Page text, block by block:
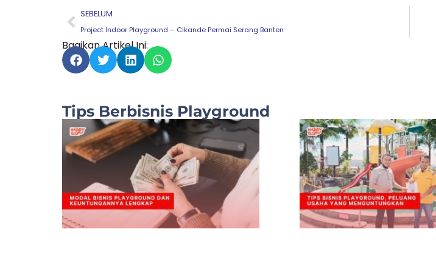
Prev
SEBELUM
Project Indoor Playground – Cikande Permai Serang Banten
Bagikan Artikel Ini:
Tips Berbisnis Playground